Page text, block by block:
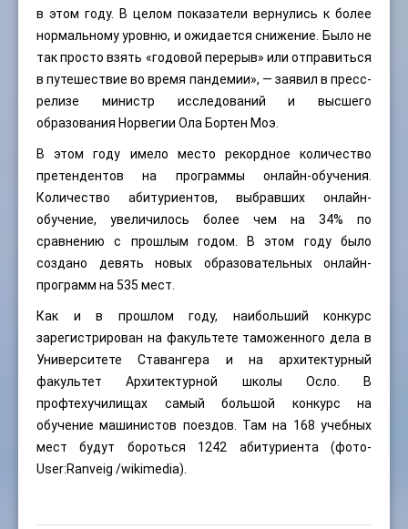
в этом году. В целом показатели вернулись к более
нормальному уровню, и ожидается снижение. Было не
так просто взять «годовой перерыв» или отправиться
в путешествие во время пандемии», — заявил в пресс-
релизе министр исследований и высшего
образования Норвегии Ола Бортен Моэ.
В этом году имело место рекордное количество
претендентов на программы онлайн-обучения.
Количество абитуриентов, выбравших онлайн-
обучение, увеличилось более чем на 34% по
сравнению с прошлым годом. В этом году было
создано девять новых образовательных онлайн-
программ на 535 мест.
Как и в прошлом году, наибольший конкурс
зарегистрирован на факультете таможенного дела в
Университете Ставангера и на архитектурный
факультет Архитектурной школы Осло. В
профтехучилищах самый большой конкурс на
обучение машинистов поездов. Там на 168 учебных
мест будут бороться 1242 абитуриента (фото-
User:Ranveig /wikimedia).